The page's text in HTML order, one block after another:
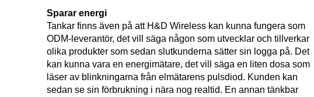
Sparar energi
Tankar finns även på att H&D Wireless kan kunna fungera som
ODM-leverantör, det vill säga någon som utvecklar och tillverkar
olika produkter som sedan slutkunderna sätter sin logga på. Det
kan kunna vara en energimätare, det vill säga en liten dosa som
läser av blinkningarna från elmätarens pulsdiod. Kunden kan
sedan se sin förbrukning i nära nog realtid. En annan tänkbar